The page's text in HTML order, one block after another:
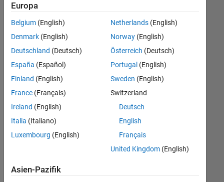
Ihren
Suchkriterien
entsprechen.
können
die
Suchkriterien
weiter
fassen
oder
alle
Stellenangebote
anzeigen .
noch
Europa
Belgium (English)
Denmark (English)
Deutschland (Deutsch)
España (Español)
Finland (English)
France (Français)
Ireland (English)
Italia (Italiano)
Luxembourg (English)
Netherlands(English)
Norway(English)
Österreich (Deutsch)
Portugal (English)
Sweden (English)
Switzerland
Deutsch
English
Français
United Kingdom(English)
Asien-Pazifik